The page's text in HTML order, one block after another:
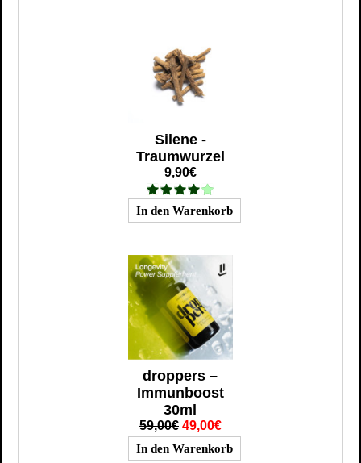
Silene -
Traumwurzel
9,90€
droppers –
Immunboost
30ml
59,00€ 49,00€